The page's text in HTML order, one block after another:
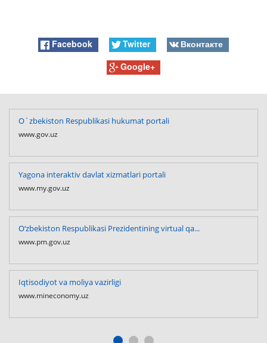
Facebook Twitter
Вконтакте
Google+
O`zbekiston Respublikasi hukumat portali
www.gov.uz
Yagona interaktiv davlat xizmatlari portali
www.my.gov.uz
O‘zbekiston Respublikasi Prezidentining virtual qa...
www.pm.gov.uz
Iqtisodiyot va moliya vazirligi
www.mineconomy.uz